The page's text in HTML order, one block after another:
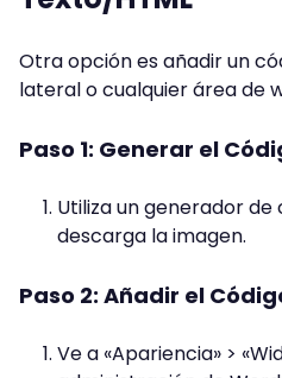
Otra opción es añadir un
lateral o cualquier área de
Paso 1: Generar el
Utiliza un generador de
descarga la imagen.
Paso 2: Añadir el
Ve a «Apariencia» >